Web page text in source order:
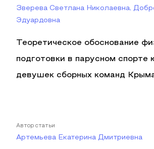
Зверева Светлана Николаевна,
Эдуардовна
Теоретическое обоснование
подготовки в парусном спорте
девушек сборных команд
Автор статьи
Артемьева Екатерина Дмитриевна